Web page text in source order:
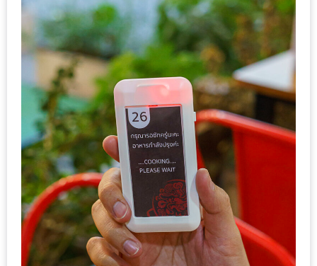
มา
พบ
สินค้า
เรื่อง
บ้าน
คุ้ม
ครบ
จบ
ที่
เดียว
HOMEPRO
FAIR
2017
เชียงใหม่